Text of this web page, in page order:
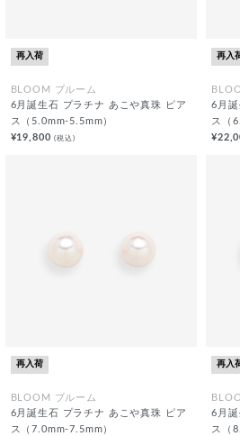
再入荷
BLOOM ブルーム
6月誕生石 プラチナ あこや真珠 ピア
ス（5.0mm-5.5mm）
¥19,800(税込)
再入
6月
ス（
再入荷
BLOOM ブルーム
6月誕生石 プラチナ あこや真珠 ピア
ス（7.0mm-7.5mm）
再入
6月
ス（